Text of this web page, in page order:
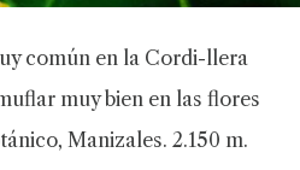
común en la Cordi-llera
muy bien en las flores
Manizales. 2.150 m.